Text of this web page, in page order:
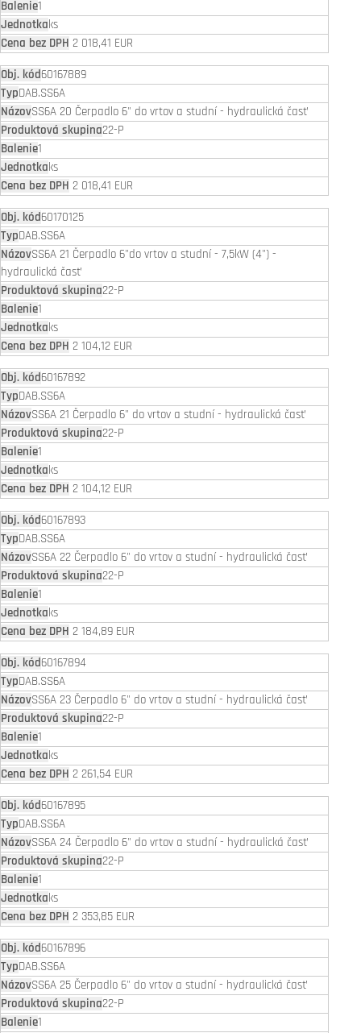
1
ks
2 018,41 EUR
60167889
DAB.SS6A
SS6A 20 Čerpadlo 6" do vrtov a studní - hydraulická časť
22-P
1
ks
2 018,41 EUR
60170125
DAB.SS6A
SS6A 21 Čerpadlo 6"do vrtov a studní - 7,5kW (4") -
hydraulická časť
22-P
1
ks
2 104,12 EUR
60167892
DAB.SS6A
SS6A 21 Čerpadlo 6" do vrtov a studní - hydraulická časť
22-P
1
ks
2 104,12 EUR
60167893
DAB.SS6A
SS6A 22 Čerpadlo 6" do vrtov a studní - hydraulická časť
22-P
1
ks
2 184,89 EUR
60167894
DAB.SS6A
SS6A 23 Čerpadlo 6" do vrtov a studní - hydraulická časť
22-P
1
ks
2 261,54 EUR
60167895
DAB.SS6A
SS6A 24 Čerpadlo 6" do vrtov a studní - hydraulická časť
22-P
1
ks
2 353,85 EUR
60167896
DAB.SS6A
SS6A 25 Čerpadlo 6" do vrtov a studní - hydraulická časť
22-P
1